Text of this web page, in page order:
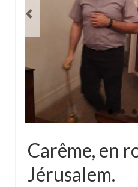
Actualités
Carême, en
Jérusalem.